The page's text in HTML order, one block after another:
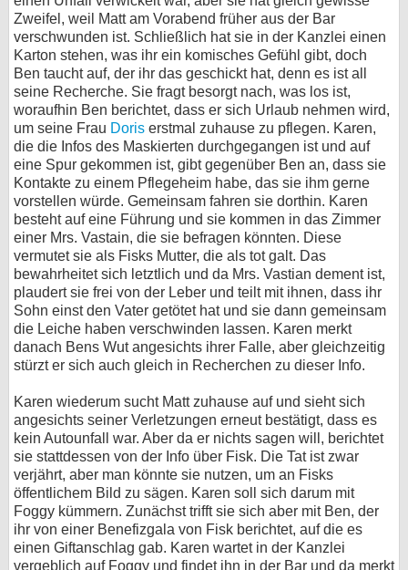
Zweifel, weil Matt am Vorabend früher aus der Bar
verschwunden ist. Schließlich hat sie in der Kanzlei einen
Karton stehen, was ihr ein komisches Gefühl gibt, doch
Ben taucht auf, der ihr das geschickt hat, denn es ist all
seine Recherche. Sie fragt besorgt nach, was los ist,
woraufhin Ben berichtet, dass er sich Urlaub nehmen wird,
um seine Frau Doris erstmal zuhause zu pflegen. Karen,
die die Infos des Maskierten durchgegangen ist und auf
eine Spur gekommen ist, gibt gegenüber Ben an, dass sie
Kontakte zu einem Pflegeheim habe, das sie ihm gerne
vorstellen würde. Gemeinsam fahren sie dorthin. Karen
besteht auf eine Führung und sie kommen in das Zimmer
einer Mrs. Vastain, die sie befragen könnten. Diese
vermutet sie als Fisks Mutter, die als tot galt. Das
bewahrheitet sich letztlich und da Mrs. Vastian dement ist,
plaudert sie frei von der Leber und teilt mit ihnen, dass ihr
Sohn einst den Vater getötet hat und sie dann gemeinsam
die Leiche haben verschwinden lassen. Karen merkt
danach Bens Wut angesichts ihrer Falle, aber gleichzeitig
stürzt er sich auch gleich in Recherchen zu dieser Info.
Karen wiederum sucht Matt zuhause auf und sieht sich
angesichts seiner Verletzungen erneut bestätigt, dass es
kein Autounfall war. Aber da er nichts sagen will, berichtet
sie stattdessen von der Info über Fisk. Die Tat ist zwar
verjährt, aber man könnte sie nutzen, um an Fisks
öffentlichem Bild zu sägen. Karen soll sich darum mit
Foggy kümmern. Zunächst trifft sie sich aber mit Ben, der
ihr von einer Benefizgala von Fisk berichtet, auf die es
einen Giftanschlag gab. Karen wartet in der Kanzlei
vergeblich auf Foggy und findet ihn in der Bar und da merkt